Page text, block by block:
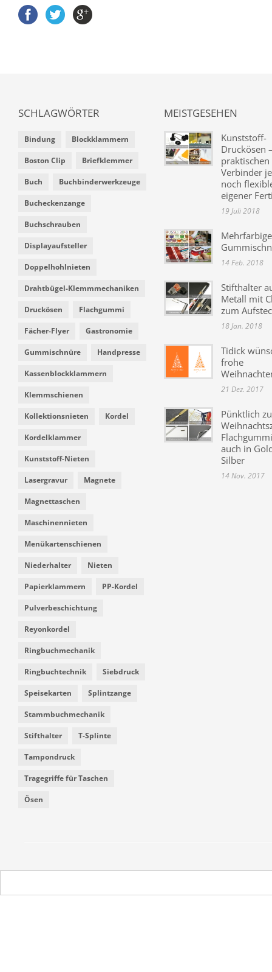
SCHLAGWÖRTER
Bindung Blockklammern
Boston Clip Briefklemmer
Buch Buchbinderwerkzeuge
Bucheckenzange
Buchschrauben
Displayaufsteller
Doppelhohlnieten
Drahtbügel-Klemmmechaniken
Druckösen Flachgummi
Fächer-Flyer Gastronomie
Gummischnüre Handpresse
Kassenblockklammern
Klemmschienen
Kollektionsnieten Kordel
Kordelklammer
Kunststoff-Nieten
Lasergravur Magnete
Magnettaschen
Maschinennieten
Menükartenschienen
Niederhalter Nieten
Papierklammern PP-Kordel
Pulverbeschichtung
Reyonkordel
Ringbuchmechanik
Ringbuchtechnik Siebdruck
Speisekarten Splintzange
Stammbuchmechanik
Stifthalter T-Splinte
Tampondruck
Tragegriffe für Taschen
Ösen
MEISTGESEHEN
Kunststoff-
Druckösen
praktischen
Verbinder
noch
eigener
19 Juli 2018
Mehrfarbige
14 Feb. 2018
Stifthalter
Metall mit
zum
18 Jan. 2018
Tidick
frohe
21 Dez. 2017
Pünktlich
auch in
Silber
14 Nov. 2017